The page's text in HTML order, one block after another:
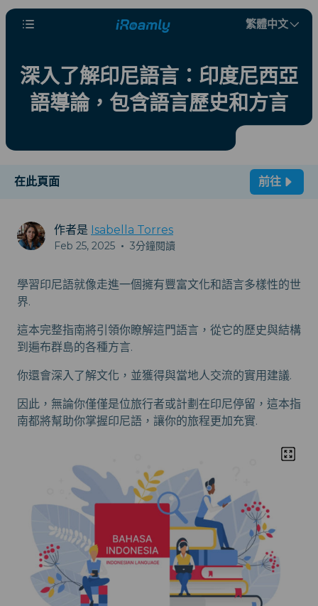
繁體中文
深入了解印尼語言：印度尼西亞
語導論，包含語言歷史和方言
在此頁面 前往
作者是 Isabella Torres
Feb 25, 2025 • 3分鐘閱讀
學習印尼語就像走進一個擁有豐富文化和語言多樣性的世
界.
這本完整指南將引領你瞭解這門語言，從它的歷史與結構
到遍布群島的各種方言.
你還會深入了解文化，並獲得與當地人交流的實用建議.
因此，無論你僅僅是位旅行者或計劃在印尼停留，這本指
南都將幫助你掌握印尼語，讓你的旅程更加充實.